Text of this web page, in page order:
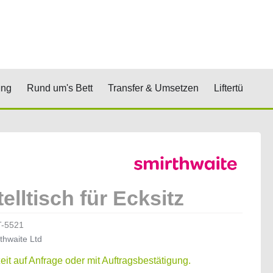
& Stufen
Öffne Positionierung
Rund um's Bett Öffne Rund um's Bett
Transfer & Umsetzen Öffne Transfer
Liftertücher
für Ecksitz
5521
Ltd
auf Anfrage oder mit Auftragsbestätigung.